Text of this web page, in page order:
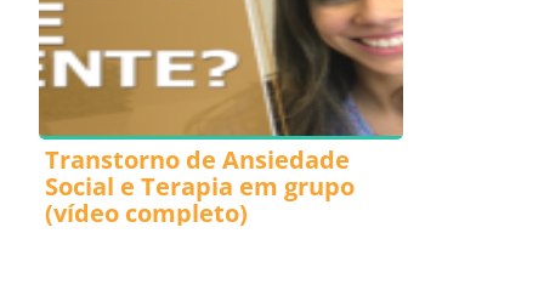
Transtorno de Ansiedade
Social e Terapia em grupo
(vídeo completo)